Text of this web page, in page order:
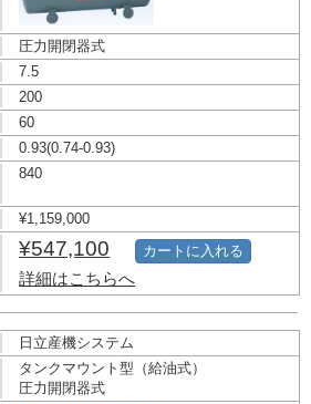
圧力開閉器式
7.5
200
60
0.93(0.74-0.93)
840
¥1,159,000
¥547,100
詳細はこちらへ
カートに入れる
日立産機システム
タンクマウント型（給油式）
圧力開閉器式